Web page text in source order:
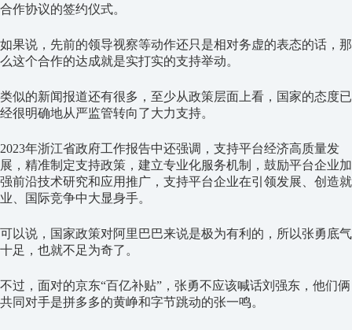
合作协议的签约仪式。
如果说，先前的领导视察等动作还只是相对务虚的表态的话，那
么这个合作的达成就是实打实的支持举动。
类似的新闻报道还有很多，至少从政策层面上看，国家的态度已
经很明确地从严监管转向了大力支持。
2023年浙江省政府工作报告中还强调，支持平台经济高质量发
展，精准制定支持政策，建立专业化服务机制，鼓励平台企业加
强前沿技术研究和应用推广，支持平台企业在引领发展、创造就
业、国际竞争中大显身手。
可以说，国家政策对阿里巴巴来说是极为有利的，所以张勇底气
十足，也就不足为奇了。
不过，面对的京东“百亿补贴”，张勇不应该喊话刘强东，他们俩
共同对手是拼多多的黄峥和字节跳动的张一鸣。